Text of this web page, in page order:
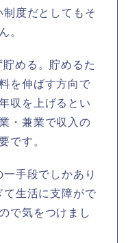
度だとしてもそ
。
める。貯めるた
を伸ばす方向で
収を上げるとい
・兼業で収入の
です。
手段でしかあり
て生活に支障がで
で気をつけまし